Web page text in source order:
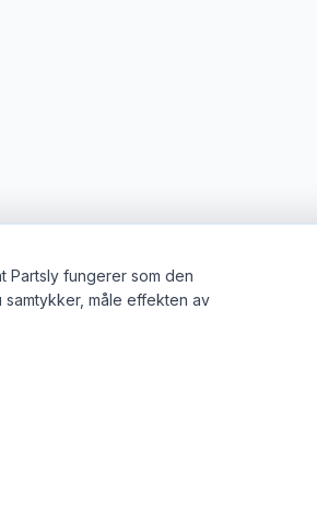
Partsly fungerer som den
måle effekten av